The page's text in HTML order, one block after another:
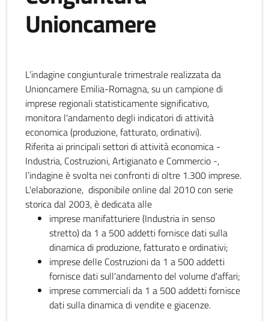
Unioncamere
L’indagine congiunturale trimestrale realizzata da
Unioncamere Emilia-Romagna, su un campione di
imprese regionali statisticamente significativo,
monitora l'andamento degli indicatori di attività
economica (produzione, fatturato, ordinativi).
Riferita ai principali settori di attività economica -
Industria, Costruzioni, Artigianato e Commercio -,
l’indagine è svolta nei confronti di oltre 1.300 imprese.
L'elaborazione, disponibile online dal 2010 con serie
storica dal 2003, è dedicata alle
imprese manifatturiere (Industria in senso
stretto) da 1 a 500 addetti fornisce dati sulla
dinamica di produzione, fatturato e ordinativi;
imprese delle Costruzioni da 1 a 500 addetti
fornisce dati sull'andamento del volume d'affari;
imprese commerciali da 1 a 500 addetti fornisce
dati sulla dinamica di vendite e giacenze.